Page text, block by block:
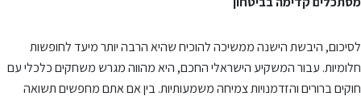
לסיכום, היבשת הישנה ממשיכה להוכיח שהיא הרבה יותר מיעד לחופשות
חלומיות. עבור המשקיע הישראלי החכם, היא מהווה מגרש משחקים כלכלי עם
חוקים ברורים והזדמנויות צמיחה משמעותיות. בין אם אתם מחפשים תשואה